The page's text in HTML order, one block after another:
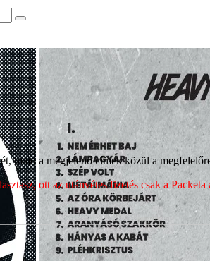
majd a megjelenő címek közül a
ott az utánvétes fizetés csak a Packeta